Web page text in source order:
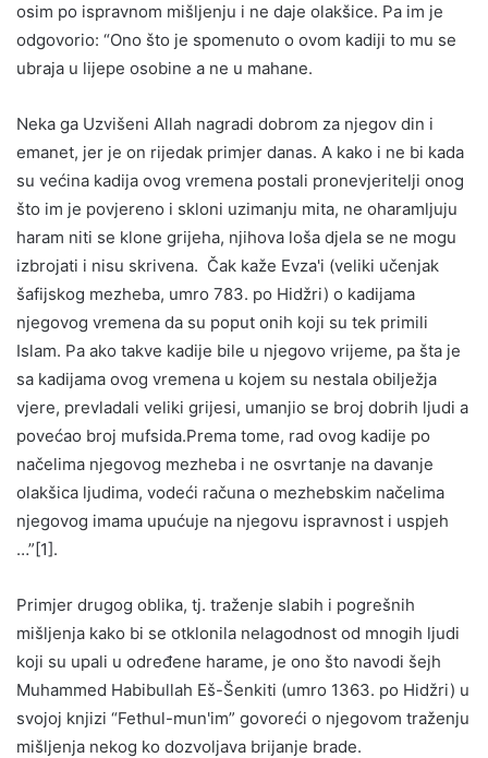
osim po ispravnom mišljenju i ne daje olakšice. Pa im je
odgovorio: “Ono što je spomenuto o ovom kadiji to mu se
ubraja u lijepe osobine a ne u mahane.
Neka ga Uzvišeni Allah nagradi dobrom za njegov din i
emanet, jer je on rijedak primjer danas. A kako i ne bi kada
su većina kadija ovog vremena postali pronevjeritelji onog
što im je povjereno i skloni uzimanju mita, ne oharamljuju
haram niti se klone grijeha, njihova loša djela se ne mogu
izbrojati i nisu skrivena. Čak kaže Evza'i (veliki učenjak
šafijskog mezheba, umro 783. po Hidžri) o kadijama
njegovog vremena da su poput onih koji su tek primili
Islam. Pa ako takve kadije bile u njegovo vrijeme, pa šta je
sa kadijama ovog vremena u kojem su nestala obilježja
vjere, prevladali veliki grijesi, umanjio se broj dobrih ljudi a
povećao broj mufsida.Prema tome, rad ovog kadije po
načelima njegovog mezheba i ne osvrtanje na davanje
olakšica ljudima, vodeći računa o mezhebskim načelima
njegovog imama upućuje na njegovu ispravnost i uspjeh
…”[1].
Primjer drugog oblika, tj. traženje slabih i pogrešnih
mišljenja kako bi se otklonila nelagodnost od mnogih ljudi
koji su upali u određene harame, je ono što navodi šejh
Muhammed Habibullah Eš-Šenkiti (umro 1363. po Hidžri) u
svojoj knjizi “Fethul-mun'im” govoreći o njegovom traženju
mišljenja nekog ko dozvoljava brijanje brade.